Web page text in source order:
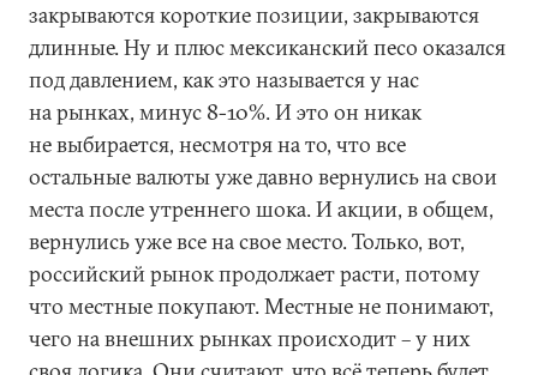
закрываются короткие позиции, закрываются
длинные. Ну и плюс мексиканский песо оказался
под давлением, как это называется у нас
на рынках, минус 8-10%. И это он никак
не выбирается, несмотря на то, что все
остальные валюты уже давно вернулись на свои
места после утреннего шока. И акции, в общем,
вернулись уже все на свое место. Только, вот,
российский рынок продолжает расти, потому
что местные покупают. Местные не понимают,
чего на внешних рынках происходит – у них